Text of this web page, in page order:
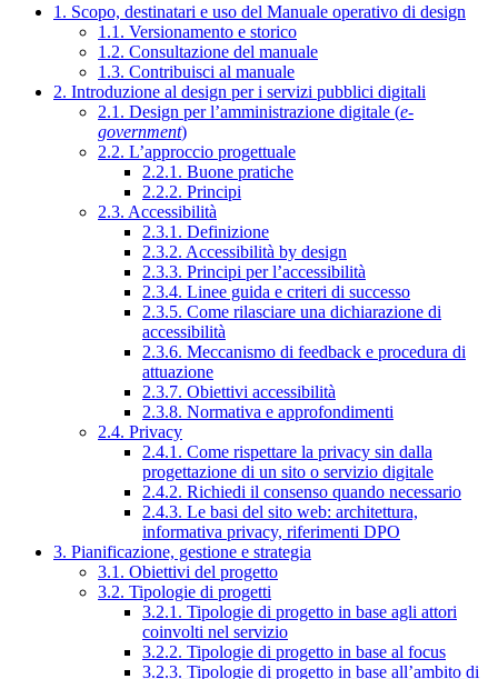
1. Scopo, destinatari e uso del Manuale operativo di design
1.1. Versionamento e storico
1.2. Consultazione del manuale
1.3. Contribuisci al manuale
2. Introduzione al design per i servizi pubblici digitali
2.1. Design per l’amministrazione digitale (e-
government)
2.2. L’approccio progettuale
2.2.1. Buone pratiche
2.2.2. Principi
2.3. Accessibilità
2.3.1. Definizione
2.3.2. Accessibilità by design
2.3.3. Principi per l’accessibilità
2.3.4. Linee guida e criteri di successo
2.3.5. Come rilasciare una dichiarazione di
accessibilità
2.3.6. Meccanismo di feedback e procedura di
attuazione
2.3.7. Obiettivi accessibilità
2.3.8. Normativa e approfondimenti
2.4. Privacy
2.4.1. Come rispettare la privacy sin dalla
progettazione di un sito o servizio digitale
2.4.2. Richiedi il consenso quando necessario
2.4.3. Le basi del sito web: architettura,
informativa privacy, riferimenti DPO
3. Pianificazione, gestione e strategia
3.1. Obiettivi del progetto
3.2. Tipologie di progetti
3.2.1. Tipologie di progetto in base agli attori
coinvolti nel servizio
3.2.2. Tipologie di progetto in base al focus
3.2.3. Tipologie di progetto in base all’ambito di